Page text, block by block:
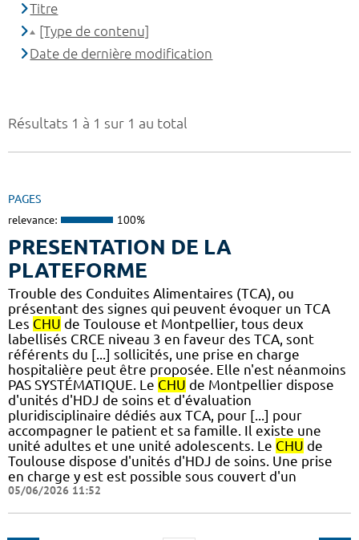
Résultats 1 à 1 sur 1 au total
PAGES
relevance: 100%
PRESENTATION DE LA
PLATEFORME
Trouble des Conduites Alimentaires (TCA), ou
présentant des signes qui peuvent évoquer un TCA
Les CHU de Toulouse et Montpellier, tous deux
labellisés CRCE niveau 3 en faveur des TCA, sont
référents du [...] sollicités, une prise en charge
hospitalière peut être proposée. Elle n'est néanmoins
PAS SYSTÉMATIQUE. Le CHU de Montpellier dispose
d'unités d'HDJ de soins et d'évaluation
pluridisciplinaire dédiés aux TCA, pour [...] pour
accompagner le patient et sa famille. Il existe une
unité adultes et une unité adolescents. Le CHU de
Toulouse dispose d'unités d'HDJ de soins. Une prise
en charge y est est possible sous couvert d'un
05/06/2026 11:52
Titre
[Type de contenu]
Date de dernière modification